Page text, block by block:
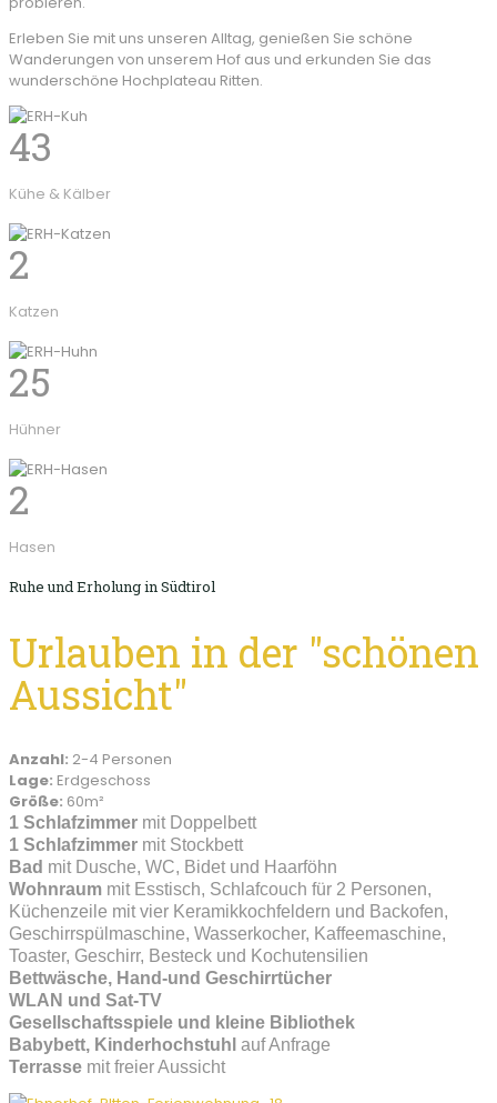
Erleben Sie mit uns unseren Alltag, genießen Sie schöne
Wanderungen von unserem Hof aus und erkunden Sie das
wunderschöne Hochplateau Ritten.
43
Kühe & Kälber
2
Katzen
25
Hühner
2
Hasen
Ruhe und Erholung in Südtirol
Urlauben in der "schönen
Aussicht"
Anzahl: 2-4 Personen
Lage: Erdgeschoss
Größe: 60m²
1 Schlafzimmer mit Doppelbett
1 Schlafzimmer mit Stockbett
Bad mit Dusche, WC, Bidet und Haarföhn
Wohnraum mit Esstisch, Schlafcouch für 2 Personen,
Küchenzeile mit vier Keramikkochfeldern und Backofen,
Geschirrspülmaschine, Wasserkocher, Kaffeemaschine,
Toaster, Geschirr, Besteck und Kochutensilien
Bettwäsche, Hand-und Geschirrtücher
WLAN und Sat-TV
Gesellschaftsspiele und kleine Bibliothek
Babybett, Kinderhochstuhl auf Anfrage
Terrasse mit freier Aussicht